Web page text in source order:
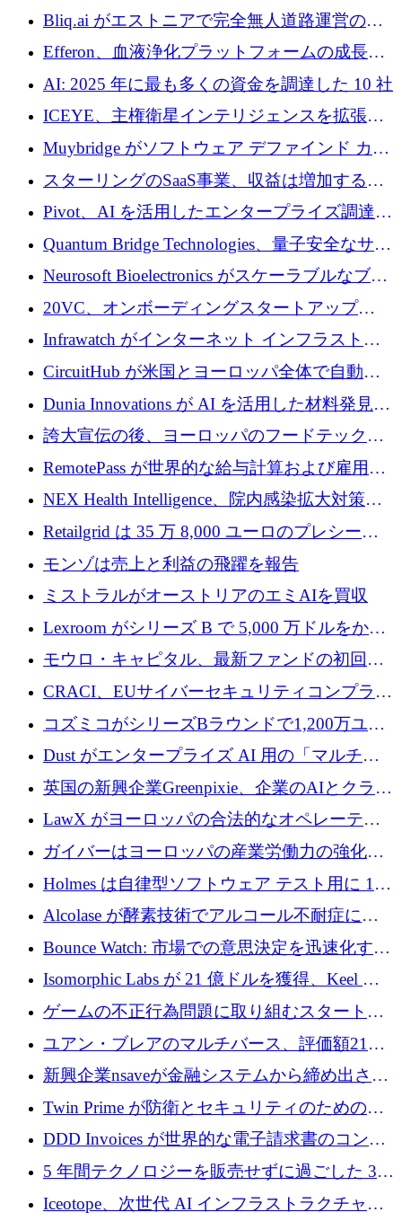
らの投資でシリーズ B を拡大
Bliq.ai がエストニアで完全無人道路運営の承
認を獲得
Efferon、血液浄化プラットフォームの成長に
250万ユーロを確保
AI: 2025 年に最も多くの資金を調達した 10 社
ICEYE、主権衛星インテリジェンスを拡張す
るために 3 億ユーロの信用枠を確保
Muybridge がソフトウェア デファインド カメ
ラ テクノロジーを拡張するためにシリーズ A
で 1,600 万ドルを調達
スターリングのSaaS事業、収益は増加するも
グループ利益は減少
Pivot、AI を活用したエンタープライズ調達プ
ラットフォームを拡大するために 4,000 万ド
ルを調達
Quantum Bridge Technologies、量子安全なサイ
バーセキュリティ インフラストラクチャの拡
張にシリーズ A で 800 万ドルを投入
Neurosoft Bioelectronics がスケーラブルなブレ
イン コンピューター インターフェイスのため
に 750 万ドルを調達
20VC、オンボーディングスタートアップ
Prelude へのシリーズ A 投資で 2,000 万ドルを
Infrawatch がインターネット インフラストラ
クチャ インテリジェンス向けに 300 万ドルの
プレシードを確保
CircuitHub が米国とヨーロッパ全体で自動電
子機器製造を拡大するために 2,800 万ドルを
Dunia Innovations が AI を活用した材料発見を
産業化するために 2 億 8,000 万ユーロのベル
リン GigaLab を発表
誇大宣伝の後、ヨーロッパのフードテックセ
クターはファンダメンタルズを中心に再構築
RemotePass が世界的な給与計算および雇用プ
ラットフォームを拡大するために 1,740 万ド
NEX Health Intelligence、院内感染拡大対策に
100万ユーロを確保
Retailgrid は 35 万 8,000 ユーロのプレシード
ラウンドで小売業のスプレッドシートをター
ゲットにしています
モンゾは売上と利益の飛躍を報告
ミストラルがオーストリアのエミAIを買収
Lexroom がシリーズ B で 5,000 万ドルをかけ
てヨーロッパ大陸法用の法律 AI を構築
モウロ・キャピタル、最新ファンドの初回ク
ローズで4億ドルを確保
CRACI、EUサイバーセキュリティコンプライ
アンスプラットフォームのために140万ユーロ
コズミコがシリーズBラウンドで1,200万ユー
ロを調達
Dust がエンタープライズ AI 用の「マルチプ
レイヤー」オペレーティング システムを構築
するシリーズ B で 4,000 万ドルを調達
英国の新興企業Greenpixie、企業のAIとクラウ
ドのエネルギー無駄を削減するために470万ポ
ンドを調達
LawX がヨーロッパの合法的なオペレーティ
ング システムを構築するために 750 万ユーロ
を調達
ガイバーはヨーロッパの産業労働力の強化に
貢献するために 140 万ユーロを獲得
Holmes は自律型ソフトウェア テスト用に 110
万ユーロのプレシードを提供して開始
Alcolase が酵素技術でアルコール不耐症に取
り組むために 150 万ユーロを調達
Bounce Watch: 市場での意思決定を迅速化する
ためのインテリジェンス層を構築する
Isomorphic Labs が 21 億ドルを獲得、Keel の
ネオバンク後の軸、ポーランドのソフトウェ
ア進化
ゲームの不正行為問題に取り組むスタートア
ップを紹介する
ユアン・ブレアのマルチバース、評価額21億
ドルで7,000万ドルを調達
新興企業nsaveが金融システムから締め出され
たシリア人に国際銀行アクセスをもたらす
Twin Prime が防衛とセキュリティのためのフ
ロンティア AI モデルを構築するために 1,000
万ドルのプレシードを獲得
DDD Invoices が世界的な電子請求書のコンプ
ライアンスを簡素化するために 131 万ユーロ
を調達
5 年間テクノロジーを販売せずに過ごした 3D
プリンティングのスタートアップを紹介しま
Iceotope、次世代 AI インフラストラクチャの